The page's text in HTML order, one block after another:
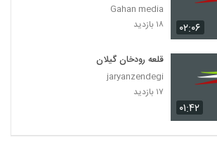
۰۲:۰۶
Gahan media
۱۸ بازدید
۰۱:۴۲
قلعه رودخان گیلان
jaryanzendegi
۱۷ بازدید